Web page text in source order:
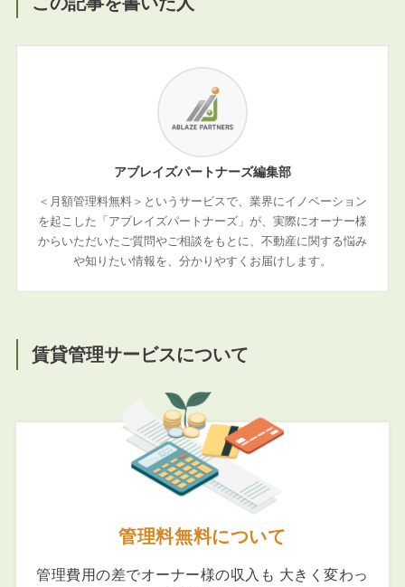
アブレイズパートナーズ編集部
＜月額管理料無料＞というサービスで、業界にイノベーション
を起こした「アブレイズパートナーズ」が、実際にオーナー様
からいただいたご質問やご相談をもとに、不動産に関する悩み
や知りたい情報を、分かりやすくお届けします。
賃貸管理サービスについて
管理料無料について
管理費用の差でオーナー様の収入も 大きく変わっ